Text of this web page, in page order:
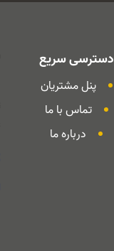
دسترسی سریع
پنل مشتریان
تماس با ما
درباره ما